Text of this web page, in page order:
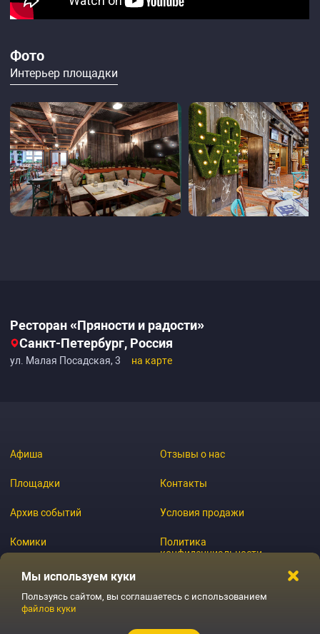
Фото
Интерьер площадки
Ресторан «Пряности и радости»
Санкт-Петербург, Россия
ул. Малая Посадская, 3 на карте
Афиша
Площадки
Архив событий
Комики
Журнал
Отзывы о нас
Контакты
Условия продажи
Политика
конфиденциальности
Мы используем куки
Пользуясь сайтом, вы соглашаетесь с использованием
файлов куки